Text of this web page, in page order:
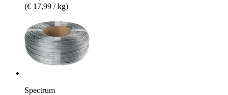
(€ 17,99 / kg)
Spectrum